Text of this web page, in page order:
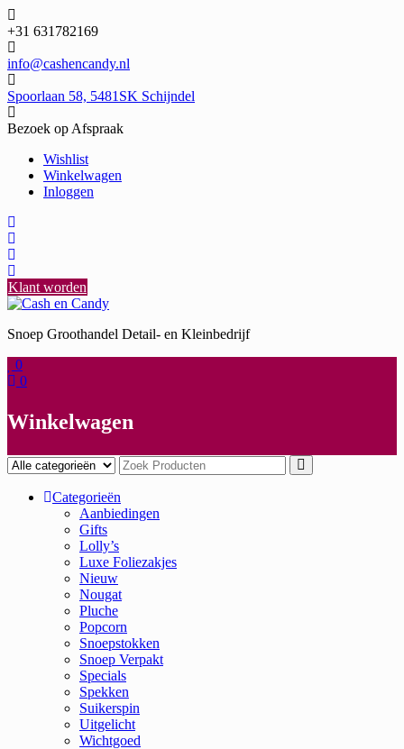
Ga
naar
de
inhoud
+31 631782169
info@cashencandy.nl
Spoorlaan 58, 5481SK Schijndel
Bezoek op Afspraak
Wishlist
Winkelwagen
Inloggen
Klant worden
Snoep Groothandel Detail- en Kleinbedrijf
0
0
Winkelwagen
Categorieën
Aanbiedingen
Gifts
Lolly’s
Luxe Foliezakjes
Nieuw
Nougat
Pluche
Popcorn
Snoepstokken
Snoep Verpakt
Specials
Spekken
Suikerspin
Uitgelicht
Wichtgoed